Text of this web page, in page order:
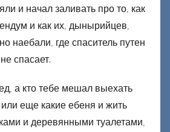
и начал заливать про то, как
и как их, дынырийцев,
наебали, где спаситель путен
спасает.
а кто тебе мешал выехать
еще какие ебеня и жить
и деревянными туалетами,